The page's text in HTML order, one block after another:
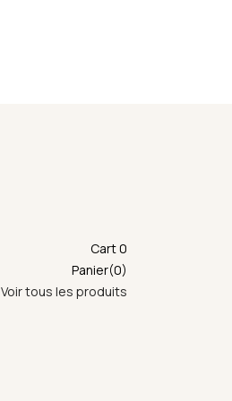
Cart0
Panier(0)
Voir tous les produits